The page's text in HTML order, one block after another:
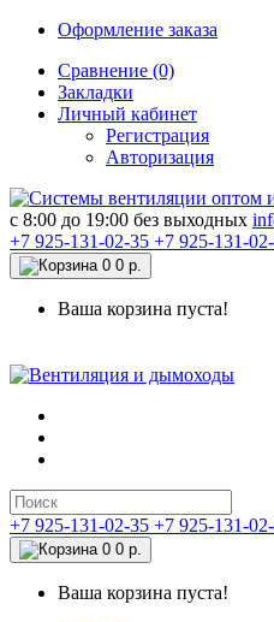
Оформление заказа
Сравнение (0)
Закладки
Личный кабинет
Регистрация
Авторизация
c 8:00 до 19:00 без выходных
+7 925-131-02-35 +7 925-131-
0 0 р.
Ваша корзина пуста!
+7 925-131-02-35 +7 925-131-
0 0 р.
Ваша корзина пуста!